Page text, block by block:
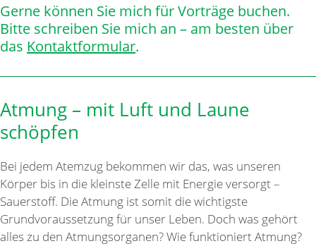
Gerne können Sie mich für Vorträge buchen.
Bitte schreiben Sie mich an – am besten über
das Kontaktformular.
Atmung – mit Luft und Laune
schöpfen
Bei jedem Atemzug bekommen wir das, was unseren
Körper bis in die kleinste Zelle mit Energie versorgt –
Sauerstoff. Die Atmung ist somit die wichtigste
Grundvoraussetzung für unser Leben. Doch was gehört
alles zu den Atmungsorganen? Wie funktioniert Atmung?